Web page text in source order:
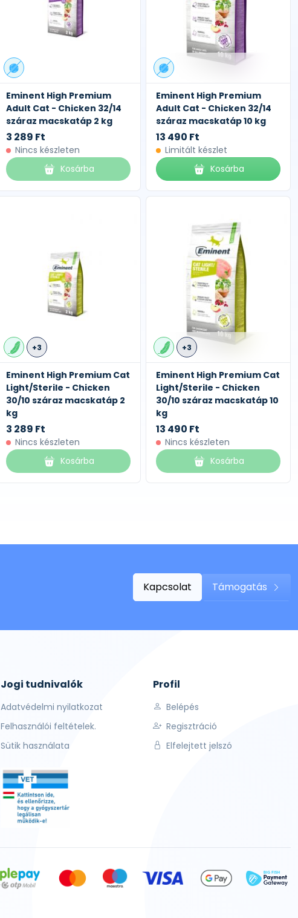
Eminent High Premium
Adult Cat - Chicken 32/14
száraz macskatáp 2 kg
3 289 Ft
Nincs készleten
Kosárba
Eminent High Premium
Adult Cat - Chicken 32/14
száraz macskatáp 10 kg
13 490 Ft
Limitált készlet
Kosárba
+3
Eminent High Premium Cat
Light/Sterile - Chicken
30/10 száraz macskatáp 2
kg
3 289 Ft
Nincs készleten
Kosárba
+3
Eminent High Premium Cat
Light/Sterile - Chicken
30/10 száraz macskatáp 10
kg
13 490 Ft
Nincs készleten
Kosárba
Kapcsolat Támogatás
Jogi tudnivalók
Adatvédelmi nyilatkozat
Felhasználói feltételek.
Sütik használata
Profil
Belépés
Regisztráció
Elfelejtett jelszó